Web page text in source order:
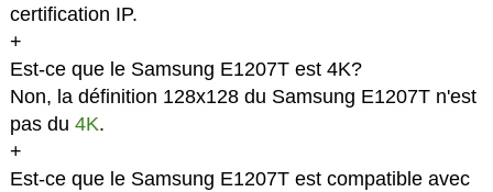
certification IP.
+
Est-ce que le Samsung E1207T est 4K?
Non, la définition 128x128 du Samsung E1207T n'est
pas du 4K.
+
Est-ce que le Samsung E1207T est compatible avec